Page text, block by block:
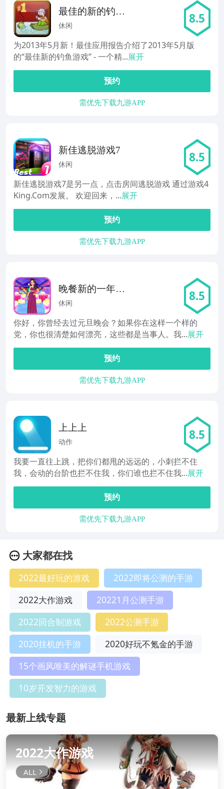
最佳的新的钓鱼
游戏
休闲 8.5
为2013年5月新！最佳应用报告介绍了2013年5月版
的“最佳新的钓鱼游戏” - 一个精...展开
预约
需优先下载九游APP
新佳逃脱游戏7
休闲 8.5
新佳逃脱游戏7是另一点，点击房间逃脱游戏 通过游戏4
King.Com发展。 欢迎回来，...展开
预约
需优先下载九游APP
晚餐新的一年里
游戏
休闲 8.5
你好，你曾经去过元旦晚会？如果你在这样一个样的
党，你也很清楚如何漂亮，这些都是当事人。我...展开
预约
需优先下载九游APP
上上上
动作 8.5
我要一直往上跳，把你们都甩的远远的，小刺拦不住
我，会动的台阶也拦不住我，你们谁也拦不住我...展开
预约
需优先下载九游APP
大家都在找
2022最好玩的游戏
2022即将公测的手游
2022大作游戏
20221月公测手游
2022回合制游戏
2022公测手游
2020挂机的手游
2020好玩不氪金的手游
15个画风唯美的解谜手机游戏
10岁开发智力的游戏
最新上线专题
2022大作游戏